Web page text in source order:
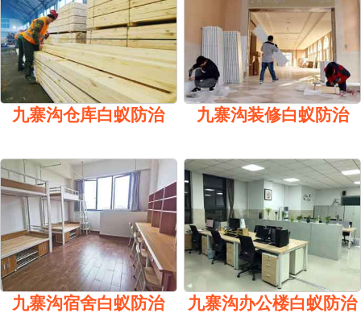
九寨沟仓库白蚁防治 九寨沟装修白蚁防治
九寨沟宿舍白蚁防治 九寨沟办公楼白蚁防治